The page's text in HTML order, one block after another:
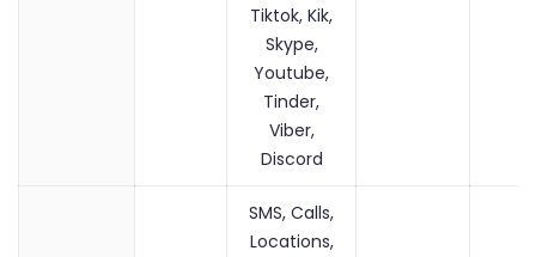
Tiktok, Kik,
Skype,
Youtube,
Tinder,
Viber,
Discord
SMS, Calls,
Locations,